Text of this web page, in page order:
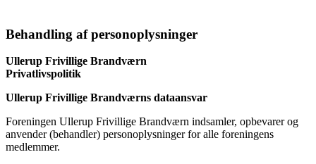
Behandling af personoplysninger
Ullerup Frivillige Brandværn
Privatlivspolitik
Ullerup Frivillige Brandværns dataansvar
Foreningen Ullerup Frivillige Brandværn indsamler, opbevarer og
anvender (behandler) personoplysninger for alle foreningens
medlemmer.